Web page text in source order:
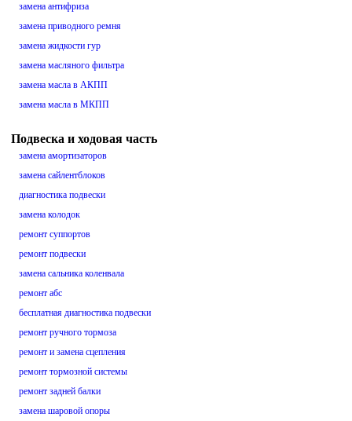
замена антифриза
замена приводного ремня
замена жидкости гур
замена масляного фильтра
замена масла в АКПП
замена масла в МКПП
Подвеска и ходовая часть
замена амортизаторов
замена сайлентблоков
диагностика подвески
замена колодок
ремонт суппортов
ремонт подвески
замена сальника коленвала
ремонт абс
бесплатная диагностика подвески
ремонт ручного тормоза
ремонт и замена сцепления
ремонт тормозной системы
ремонт задней балки
замена шаровой опоры